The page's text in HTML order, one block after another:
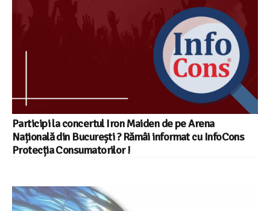
Participi la concertul Iron Maiden de pe Arena
Națională din București ? Rămâi informat cu InfoCons
Protecția Consumatorilor !